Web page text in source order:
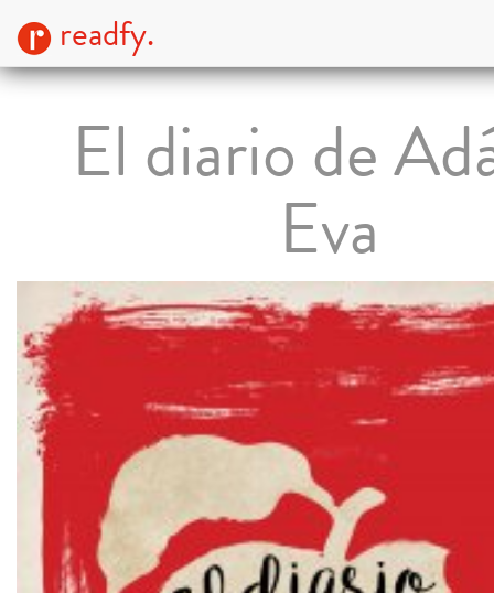
readfy.
El diario de
Eva